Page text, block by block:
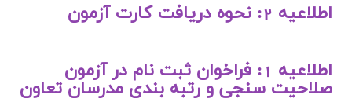
اطلاعیه 2: نحوه دریافت کارت آزمون
اطلاعیه 1: فراخوان ثبت نام در آزمون
صلاحیت سنجی و رتبه بندی مدرسان تعاون